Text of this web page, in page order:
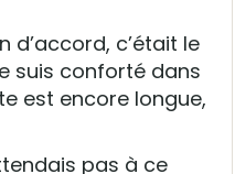
d’accord, c’était le
suis conforté dans
est encore longue,
pas à ce